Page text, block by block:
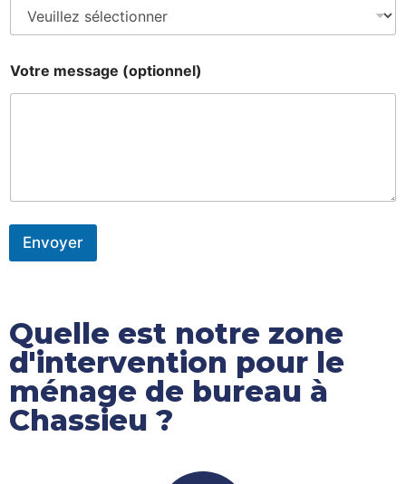
a
e
Votre message (optionnel)
Envoyer
Quelle est notre zone
d'intervention pour le
ménage de bureau à
Chassieu ?